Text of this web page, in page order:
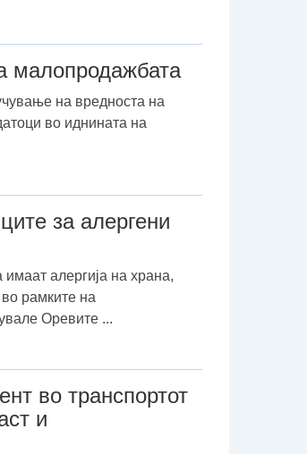
малопродажбата
на вредноста на
во иднината на
за алергени
алергија на храна,
рамките на
Оревите ...
во транспортот
и